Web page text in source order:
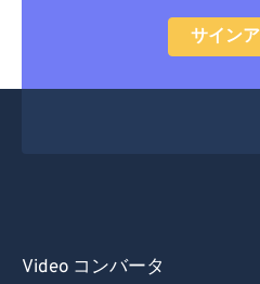
サイン
Video コンバータ